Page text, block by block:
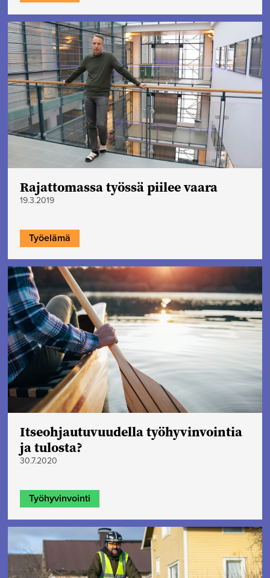
Rajattomassa työssä piilee vaara
19.3.2019
Työelämä
Itseohjautuvuudella työhyvinvointia
ja tulosta?
30.7.2020
Työhyvinvointi